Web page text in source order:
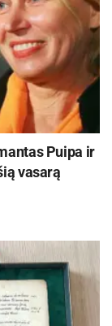
Puipa ir
vasarą